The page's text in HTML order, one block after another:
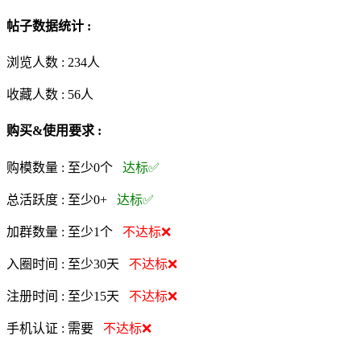
帖子数据统计 :
浏览人数 : 234人
收藏人数 : 56人
购买&使用要求 :
购模数量 : 至少0个 达标✅
总活跃度 : 至少0+ 达标✅
加群数量 : 至少1个 不达标❌
入圈时间 : 至少30天 不达标❌
注册时间 : 至少15天 不达标❌
手机认证 : 需要 不达标❌